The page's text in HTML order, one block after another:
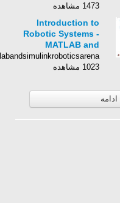
1473 مشاهده
Introduction to
Robotic Systems -
MATLAB and
Simulink Robotics
Arena
matlabandsimulinkroboticsarena
1023 مشاهده